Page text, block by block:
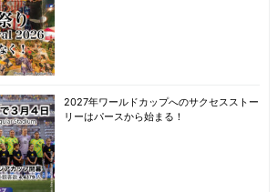
2027年ワールドカップへのサクセスストー
リーはパースから始まる！